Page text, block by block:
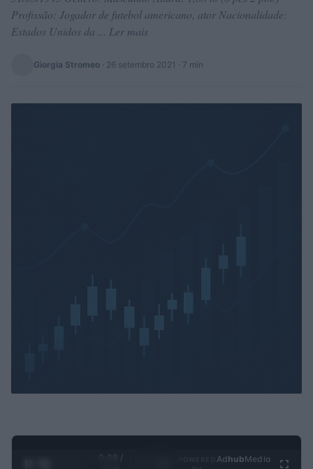
Profissão: Jogador de futebol americano, ator Nacionalidade:
Estados Unidos da ... Ler mais
Giorgia Stromeo · 26 setembro 2021 · 7 min
0:29 /
Ad hubMedia